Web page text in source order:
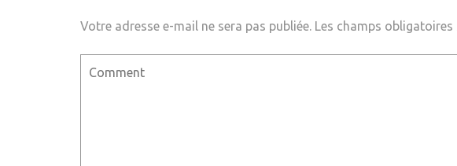
Votre adresse e-mail ne sera pas publiée. Les champs